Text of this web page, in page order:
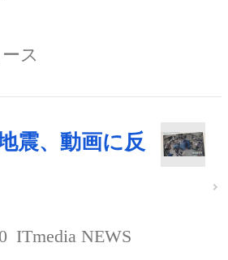
ス
震、動画に反
ITmedia NEWS